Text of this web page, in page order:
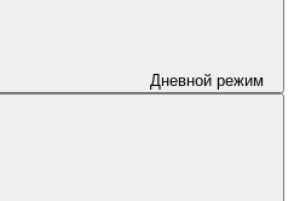
Дневной режим